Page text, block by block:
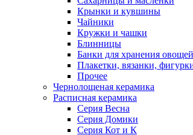
Крынки и кувшины
Чайники
Кружки и чашки
Блинницы
Банки для хранения овощей
Плакетки, вязанки,
Прочее
Чернолощеная керамика
Расписная керамика
Серия Весна
Серия Домики
Серия Кот и К